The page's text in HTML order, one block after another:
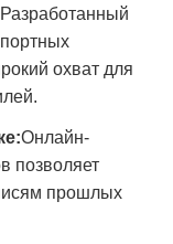
Разработанный
охват для
Онлайн-
позволяет
прошлых